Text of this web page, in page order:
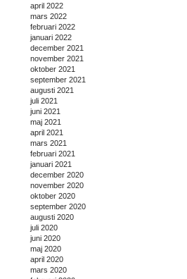
april 2022
mars 2022
februari 2022
januari 2022
december 2021
november 2021
oktober 2021
september 2021
augusti 2021
juli 2021
juni 2021
maj 2021
april 2021
mars 2021
februari 2021
januari 2021
december 2020
november 2020
oktober 2020
september 2020
augusti 2020
juli 2020
juni 2020
maj 2020
april 2020
mars 2020